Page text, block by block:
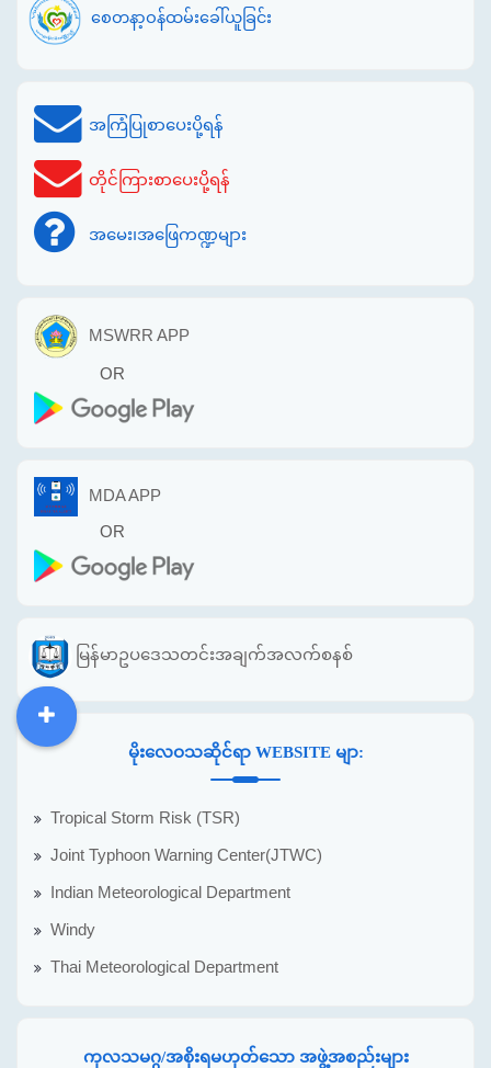
စေတနာ့ဝန်ထမ်းခေါ်ယူခြင်း
အကြံပြုစာပေးပို့ရန်
တိုင်ကြားစာပေးပို့ရန်
အမေး၊အဖြေကဏ္ဍများ
MSWRR APP
OR
MDA APP
OR
မြန်မာဥပဒေသတင်းအချက်အလက်စနစ်
မိုးလေဝသဆိုင်ရာ WEBSITE မျာ:
Tropical Storm Risk (TSR)
Joint Typhoon Warning Center(JTWC)
Indian Meteorological Department
Windy
Thai Meteorological Department
ကုလသမဂ္ဂ/အစိုးရမဟုတ်သော အဖွဲ့အစည်းများ
DDM